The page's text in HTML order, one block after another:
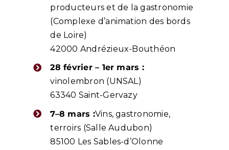
producteurs et de la gastronomie
(Complexe d’animation des bords
de Loire)
42000 Andrézieux-Bouthéon
28 février – 1er mars :
vinolembron (UNSAL)
63340 Saint-Gervazy
7–8 mars :Vins, gastronomie,
terroirs (Salle Audubon)
85100 Les Sables-d’Olonne